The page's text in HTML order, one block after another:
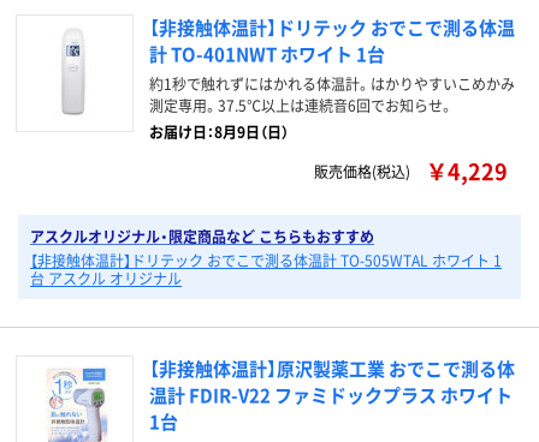
【非接触体温計】ドリテック おでこで測る体温
計 TO-401NWT ホワイト 1台
約1秒で触れずにはかれる体温計。はかりやすいこめかみ
測定専用。37.5℃以上は連続音6回でお知らせ。
お届け日：8月9日（日）
販売価格(税込)
￥4,229
アスクルオリジナル・限定商品など こちらもおすすめ
【非接触体温計】ドリテック おでこで測る体温計 TO-505WTAL ホワイト 1
台 アスクル オリジナル
【非接触体温計】原沢製薬工業 おでこで測る体
温計 FDIR-V22 ファミドックプラス ホワイト
1台